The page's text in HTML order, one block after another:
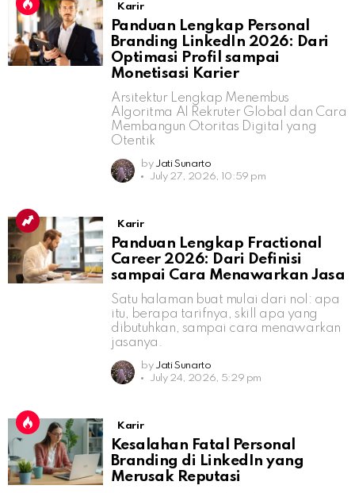
Karir
Panduan Lengkap Personal
Branding LinkedIn 2026: Dari
Optimasi Profil sampai
Monetisasi Karier
Arsitektur Lengkap Menembus
Algoritma AI Rekruter Global dan Cara
Membangun Otoritas Digital yang
Otentik
by Jati Sunarto
July 27, 2026, 10:59 pm
Karir
Panduan Lengkap Fractional
Career 2026: Dari Definisi
sampai Cara Menawarkan Jasa
Satu halaman buat mulai dari nol: apa
itu, berapa tarifnya, skill apa yang
dibutuhkan, sampai cara menawarkan
jasanya.
by Jati Sunarto
July 24, 2026, 5:29 pm
Karir
Kesalahan Fatal Personal
Branding di LinkedIn yang
Merusak Reputasi